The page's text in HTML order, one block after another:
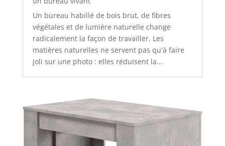
Un bureau habillé de bois brut, de fibres
végétales et de lumière naturelle change
radicalement la façon de travailler. Les
matières naturelles ne servent pas qu'à faire
joli sur une photo : elles réduisent la...